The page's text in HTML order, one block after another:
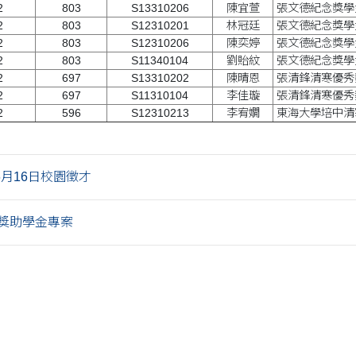
803 S13310206 陳宜萱
張文德紀念獎
803 S12310201 林冠廷
張文德紀念獎
803 S12310206 陳奕婷
張文德紀念獎
803 S11340104 劉貽紋
張文德紀念獎
697 S13310202 陳晴恩
張清鋒清寒優
697 S11310104 李佳璇
張清鋒清寒優
596 S12310213 李宥嫺 東海大學培中
16日校園徵才
助學金專案